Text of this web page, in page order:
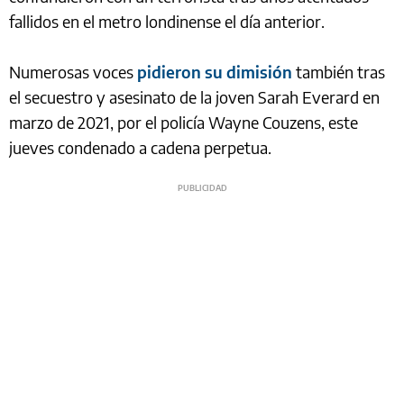
fallidos en el metro londinense el día anterior.
Numerosas voces pidieron su dimisión también tras
el secuestro y asesinato de la joven Sarah Everard en
marzo de 2021, por el policía Wayne Couzens, este
jueves condenado a cadena perpetua.